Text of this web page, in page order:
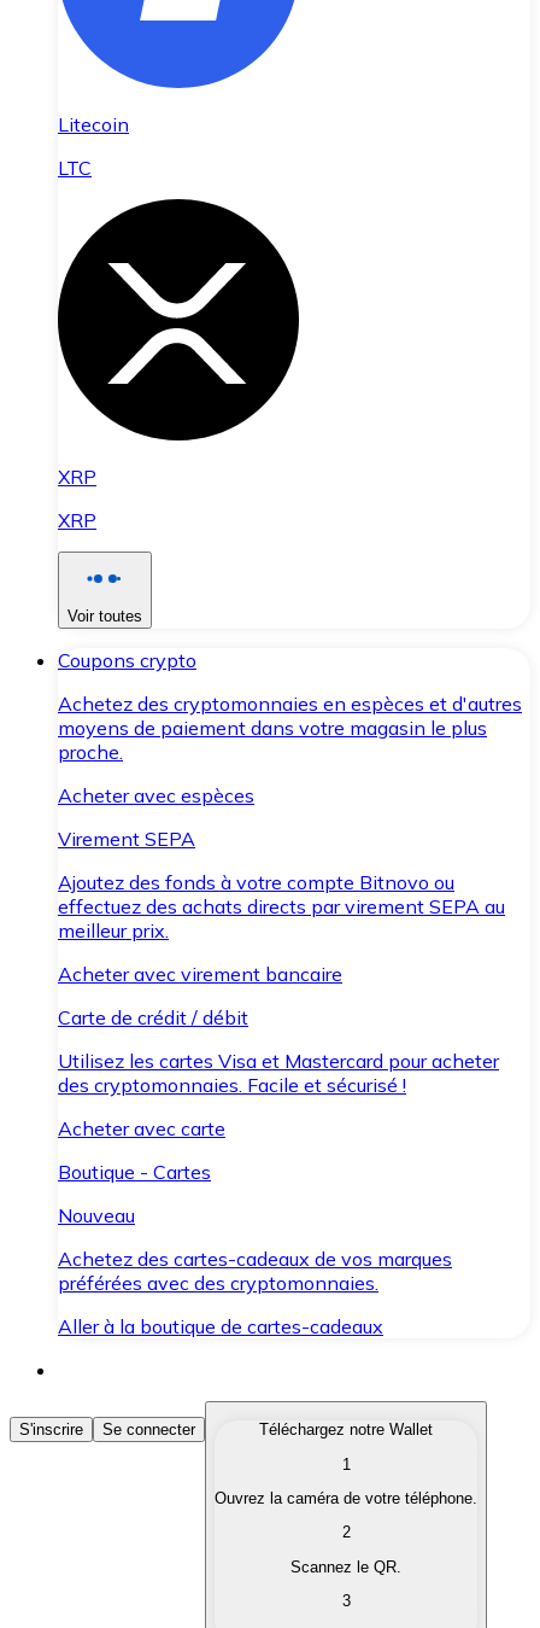
Litecoin
LTC
XRP
XRP
Voir toutes
Coupons crypto
Achetez des cryptomonnaies en espèces et d'autres
moyens de paiement dans votre magasin le plus
proche.
Acheter avec espèces
Virement SEPA
Ajoutez des fonds à votre compte Bitnovo ou
effectuez des achats directs par virement SEPA au
meilleur prix.
Acheter avec virement bancaire
Carte de crédit / débit
Utilisez les cartes Visa et Mastercard pour acheter
des cryptomonnaies. Facile et sécurisé !
Acheter avec carte
Boutique - Cartes
Nouveau
Achetez des cartes-cadeaux de vos marques
préférées avec des cryptomonnaies.
Aller à la boutique de cartes-cadeaux
Acheter des Cryptomonnaies
Achetez les cryptomonnaies qui vous intéressent
Convertissez vos cryptomonnaies en monnaie
S'inscrire Se connecter
Téléchargez notre Wallet
1
Ouvrez la caméra de votre téléphone.
2
Scannez le QR.
3